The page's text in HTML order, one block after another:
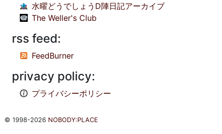
水曜どうでしょうD陣日記アーカイブ
The Weller's Club
rss feed:
FeedBurner
privacy policy:
プライバシーポリシー
© 1998-2026 NOBODY:PLACE